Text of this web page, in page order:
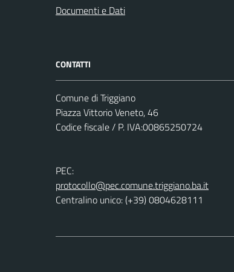
Documenti e Dati
CONTATTI
Comune di Triggiano
Piazza Vittorio Veneto, 46
Codice fiscale / P. IVA:00865250724
PEC:
protocollo@pec.comune.triggiano.ba.it
Centralino unico: (+39) 0804628111